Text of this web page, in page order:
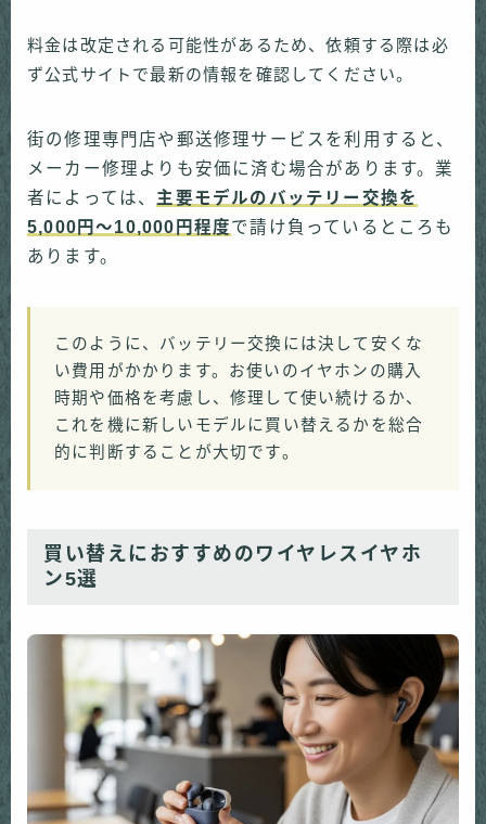
料金は改定される可能性があるため、依頼する際は必
ず公式サイトで最新の情報を確認してください。
街の修理専門店や郵送修理サービスを利用すると、
メーカー修理よりも安価に済む場合があります。業
者によっては、 主要モデルのバッテリー交換を
5,000円〜10,000円程度で請け負っているところも
あります。
このように、バッテリー交換には決して安くな
い費用がかかります。お使いのイヤホンの購入
時期や価格を考慮し、修理して使い続けるか、
これを機に新しいモデルに買い替えるかを総合
的に判断することが大切です。
買い替えにおすすめのワイヤレスイヤホ
ン5選